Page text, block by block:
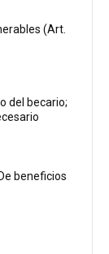
(Art.
del becario;
beneficios